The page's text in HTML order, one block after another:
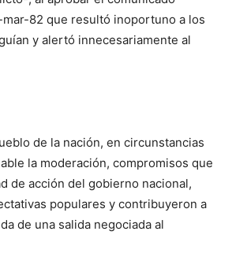
82 que resultó inoportuno a los
y alertó innecesariamente al
de la nación, en circunstancias
la moderación, compromisos que
de acción del gobierno nacional,
populares y contribuyeron a
de una salida negociada al